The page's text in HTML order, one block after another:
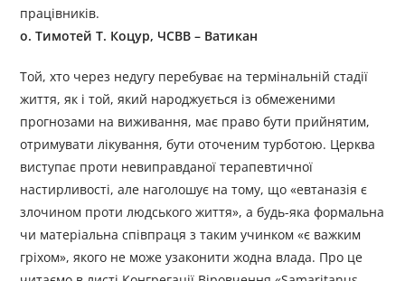
працівників.
о. Тимотей Т. Коцур, ЧСВВ – Ватикан
Той, хто через недугу перебуває на термінальній стадії
життя, як і той, який народжується із обмеженими
прогнозами на виживання, має право бути прийнятим,
отримувати лікування, бути оточеним турботою. Церква
виступає проти невиправданої терапевтичної
настирливості, але наголошує на тому, що «евтаназія є
злочином проти людського життя», а будь-яка формальна
чи матеріальна співпраця з таким учинком «є важким
гріхом», якого не може узаконити жодна влада. Про це